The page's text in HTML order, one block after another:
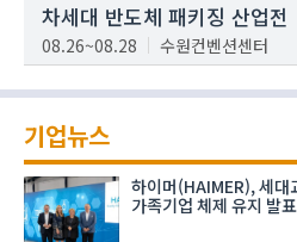
차세대 반도체 패키징 산업전
08.26~08.28 수원컨벤션센터
기업뉴스
하이머(HAIMER), 세
가족기업 체제 유지 발표